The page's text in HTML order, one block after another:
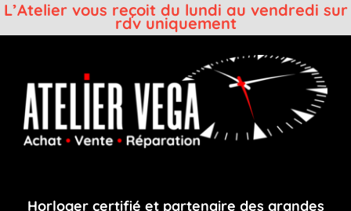
L’Atelier vous reçoit du lundi au vendredi sur
rdv uniquement
contenu
Horloger certifié et partenaire des grandes